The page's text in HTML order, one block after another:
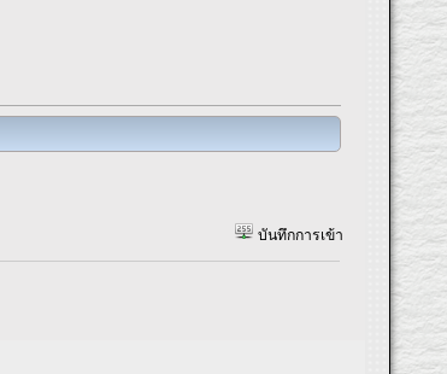
บันทึกการเข้า